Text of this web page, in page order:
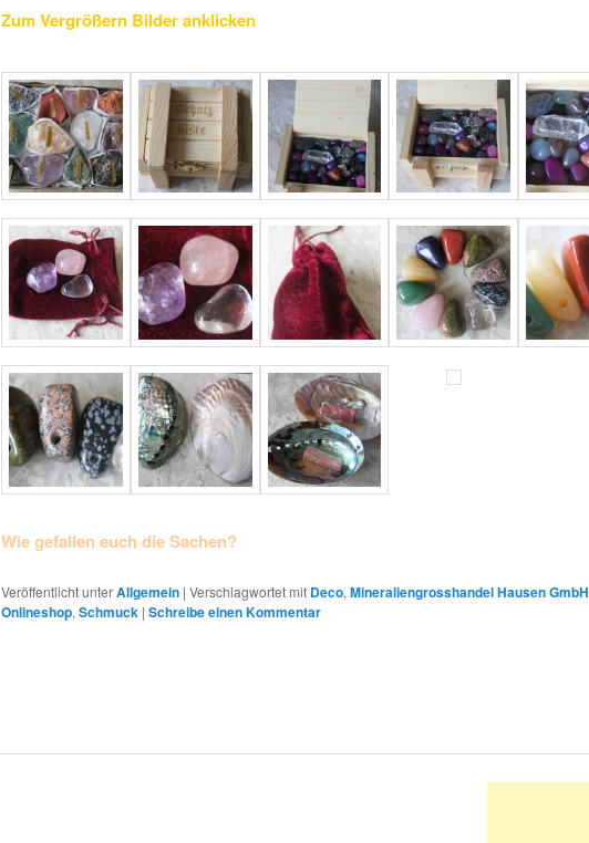
Zum Vergrößern Bilder anklicken
Wie gefallen euch die Sachen?
Veröffentlicht unterAllgemein | Verschlagwortet mit Deco, Mineraliengrosshandel Hausen GmbH
Onlineshop, Schmuck | Schreibe einen Kommentar